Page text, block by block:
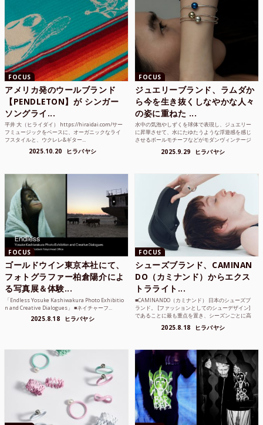
FOCUS
アメリカ発のウールブランド
【PENDLETON】が シンガー
ソングライ...
平井 大（ヒライダイ） https://hiraidai.com/サー
フミュージックをベースに、オーガニックなライ
フスタイルと、ウクレレ&ギター...
2025.10.20 ヒラバヤシ
FOCUS
ジュエリーブランド、ラムダか
ら今を生き抜くしなやかな人々
の姿に重ねた ...
水中の気泡やしずくを球体で表現し、ジュエリー
に昇華させて、水にたゆたうような浮遊感を感じ
させるボールモチーフなどがモダンヴィンテージ
2025.9.29 ヒラバヤシ
FOCUS
ゴールドウイン東京本社にて、
フォトグラファー柏倉陽介によ
る写真展＆体験...
「Endless Yosuke Kashiwakura Photo Exhibitio
n and Creative Dialogues」 ■ネイチャーフ...
2025.8.18 ヒラバヤシ
FOCUS
シューズブランド、CAMINAN
DO（カミナンド）からエクス
トラライト...
■CAMINANDO（カミナンド） 日本のシューズブ
ランド。 [ファッションとしてのシューデザイン]
であることに最も重点を置き、シーズンごとに高
2025.8.18 ヒラバヤシ